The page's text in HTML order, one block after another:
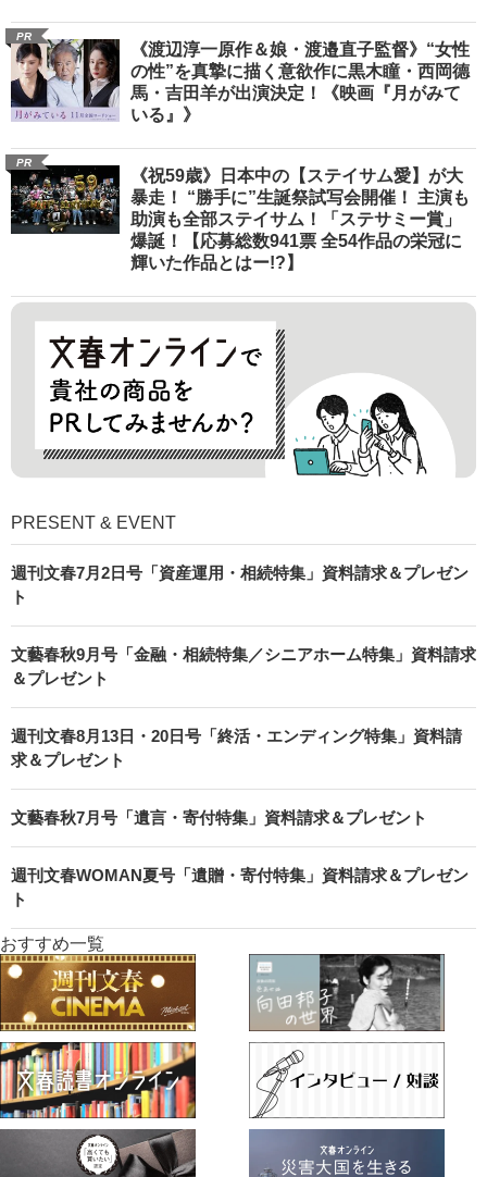
PR
《渡辺淳一原作＆娘・渡邉直子監督》“女性
の性”を真摯に描く意欲作に黒木瞳・西岡德
馬・吉田羊が出演決定！《映画『月がみて
いる』》
PR
《祝59歳》日本中の【ステイサム愛】が大
暴走！ “勝手に”生誕祭試写会開催！ 主演も
助演も全部ステイサム！「ステサミー賞」
爆誕！【応募総数941票 全54作品の栄冠に
輝いた作品とはー!?】
PRESENT & EVENT
週刊文春7月2日号「資産運用・相続特集」資料請求＆プレゼン
ト
文藝春秋9月号「金融・相続特集／シニアホーム特集」資料請求
＆プレゼント
週刊文春8月13日・20日号「終活・エンディング特集」資料請
求＆プレゼント
文藝春秋7月号「遺言・寄付特集」資料請求＆プレゼント
週刊文春WOMAN夏号「遺贈・寄付特集」資料請求＆プレゼン
ト
おすすめ一覧